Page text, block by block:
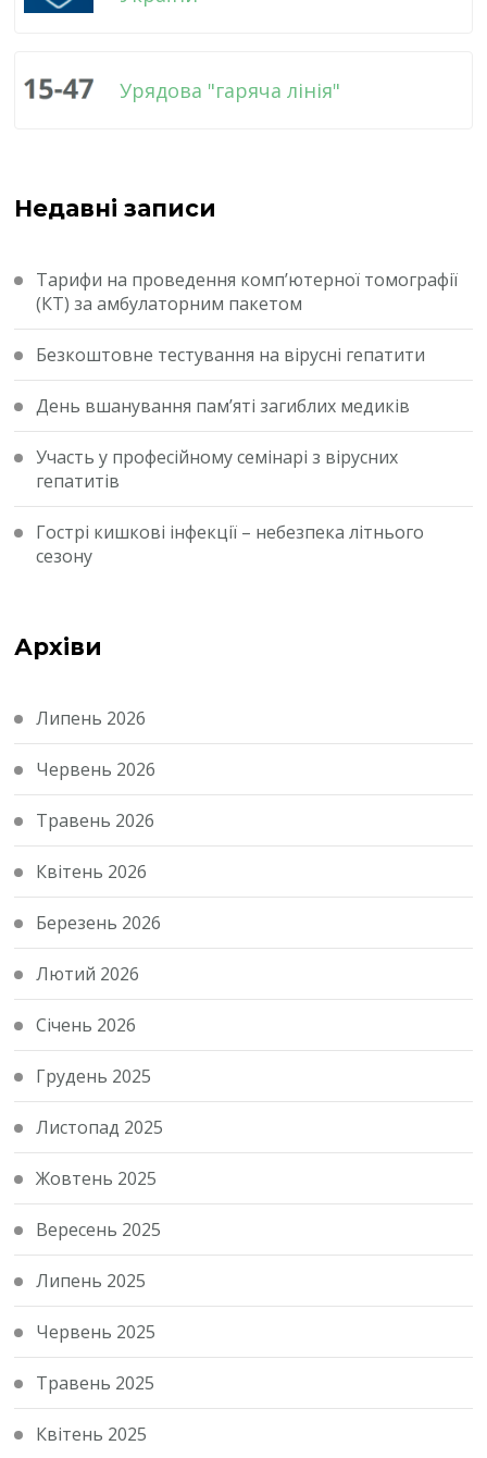
Урядова "гаряча лінія"
Недавні записи
Тарифи на проведення комп’ютерної томографії
(КТ) за амбулаторним пакетом
Безкоштовне тестування на вірусні гепатити
День вшанування пам’яті загиблих медиків
Участь у професійному семінарі з вірусних
гепатитів
Гострі кишкові інфекції – небезпека літнього
сезону
Архіви
Липень 2026
Червень 2026
Травень 2026
Квітень 2026
Березень 2026
Лютий 2026
Січень 2026
Грудень 2025
Листопад 2025
Жовтень 2025
Вересень 2025
Липень 2025
Червень 2025
Травень 2025
Квітень 2025